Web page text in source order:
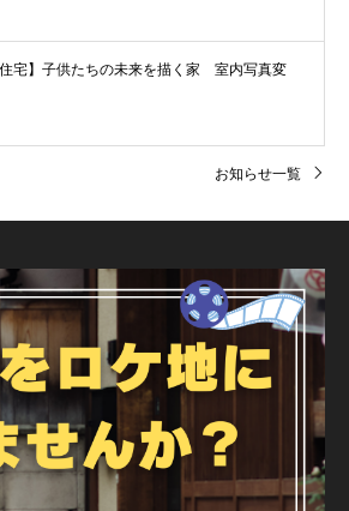
住宅】子供たちの未来を描く家 室内写真変
お知らせ一覧